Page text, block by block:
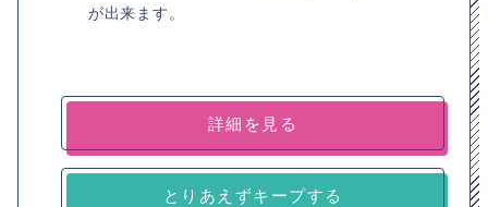
が出来ます。
詳細を見る
とりあえずキープする